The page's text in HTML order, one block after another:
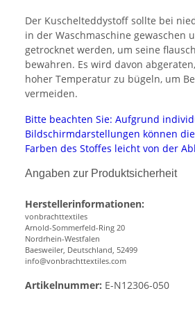
Der Kuschelteddystoff sollte bei
in der Waschmaschine gewaschen
getrocknet werden, um seine
bewahren. Es wird davon
hoher Temperatur zu bügeln, um
vermeiden.
Bitte beachten Sie: Aufgrund
Bildschirmdarstellungen können
Farben des Stoffes leicht von der
Angaben zur Produktsicherheit
Herstellerinformationen:
vonbrachttextiles
Arnold-Sommerfeld-Ring 20
Nordrhein-Westfalen
Baesweiler, Deutschland, 52499
info@vonbrachttextiles.com
Artikelnummer: E-N12306-050